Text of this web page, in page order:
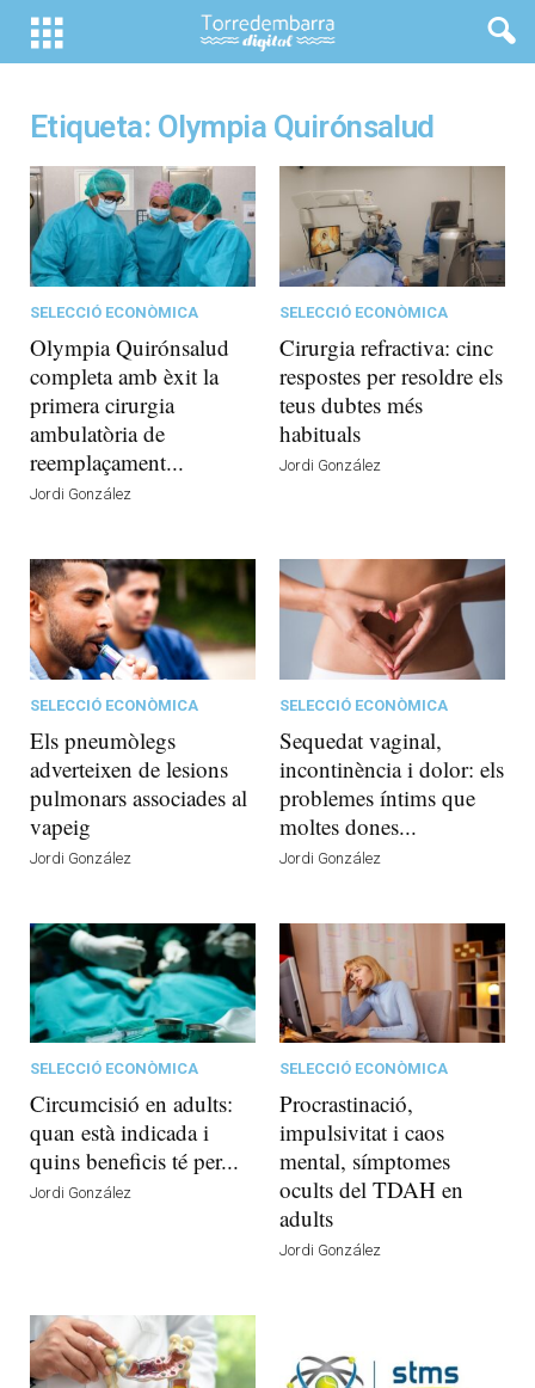
Etiqueta: Olympia Quirónsalud
SELECCIÓ ECONÒMICA
Olympia Quirónsalud
completa amb èxit la
primera cirurgia
ambulatòria de
reemplaçament...
Jordi González
SELECCIÓ ECONÒMICA
Cirurgia refractiva: cinc
respostes per resoldre els
teus dubtes més
habituals
Jordi González
SELECCIÓ ECONÒMICA
Els pneumòlegs
adverteixen de lesions
pulmonars associades al
vapeig
Jordi González
SELECCIÓ ECONÒMICA
Sequedat vaginal,
incontinència i dolor: els
problemes íntims que
moltes dones...
Jordi González
SELECCIÓ ECONÒMICA
Circumcisió en adults:
quan està indicada i
quins beneficis té per...
Jordi González
SELECCIÓ ECONÒMICA
Procrastinació,
impulsivitat i caos
mental, símptomes
ocults del TDAH en
adults
Jordi González